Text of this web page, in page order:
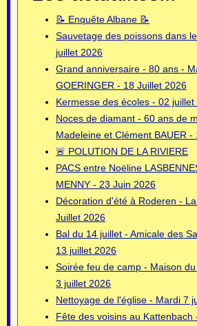
📝 Enquête Albane 📝
Sauvetage des poissons dans
juillet 2026
Grand anniversaire - 80 ans -
GOERINGER - 18 Juillet 2026
Kermesse des écoles - 02 juillet
Noces de diamant - 60 ans de
Madeleine et Clément BAUER -
🚨 POLUTION DE LA RIVIERE
PACS entre Noëline
MENNY - 23 Juin 2026
Décoration d'été à Roderen -
Juillet 2026
Bal du 14 juillet - Amicale des
13 juillet 2026
Soirée feu de camp - Maison
3 juillet 2026
Nettoyage de l'église - Mardi 7
Fête des voisins au Kattenbach